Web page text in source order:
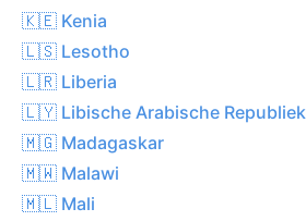
🇰🇪 Kenia
🇱🇸 Lesotho
🇱🇷 Liberia
🇱🇾 Libische Arabische Republiek
🇲🇬 Madagaskar
🇲🇼 Malawi
🇲🇱 Mali